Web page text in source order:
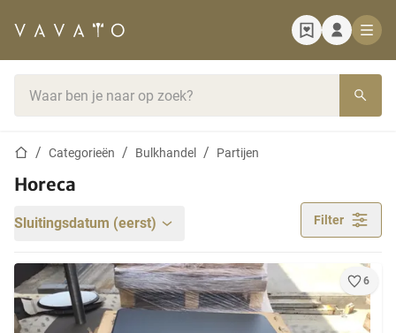
StartpaginaCategorieën Bulkhandel Partijen
Horeca
Sluitingsdatum (eerst) Filter
6